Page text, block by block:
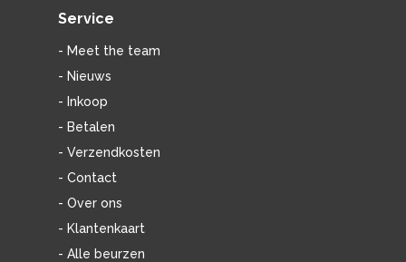
Service
- Meet the team
- Nieuws
- Inkoop
- Betalen
- Verzendkosten
- Contact
- Over ons
- Klantenkaart
- Alle beurzen